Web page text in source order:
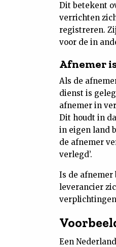
Dit betekent
verrichten
registreren.
voor de in
Afnemer
Als de
dienst is
afnemer in
Dit houdt in
in eigen land
de afnemer
verlegd’.
Is de afnemer
leverancier
Een